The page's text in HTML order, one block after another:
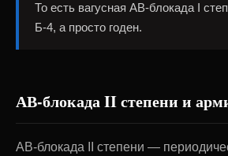
То есть вагусная АВ-блокада I
Б-4, а просто годен.
АВ-блокада II степени и
АВ-блокада II степени —